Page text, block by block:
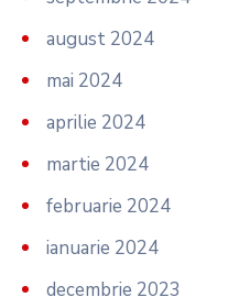
august 2024
mai 2024
aprilie 2024
martie 2024
februarie 2024
ianuarie 2024
decembrie 2023